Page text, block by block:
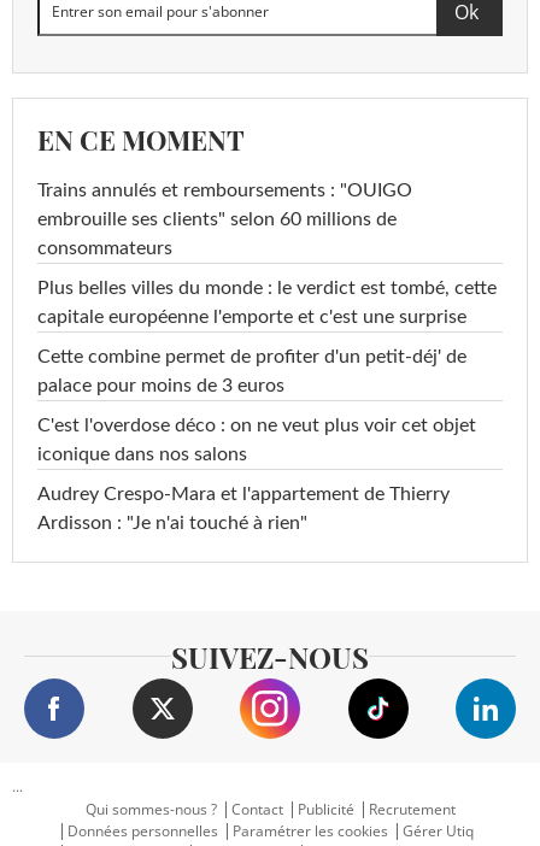
EN CE MOMENT
Trains annulés et remboursements : "OUIGO
embrouille ses clients" selon 60 millions de
consommateurs
Plus belles villes du monde : le verdict est tombé, cette
capitale européenne l'emporte et c'est une surprise
Cette combine permet de profiter d'un petit-déj' de
palace pour moins de 3 euros
C'est l'overdose déco : on ne veut plus voir cet objet
iconique dans nos salons
Audrey Crespo-Mara et l'appartement de Thierry
Ardisson : "Je n'ai touché à rien"
SUIVEZ-NOUS
...
Qui sommes-nous ?
Contact Publicité
Recrutement
Données personnelles
Paramétrer les cookies
Gérer Utiq